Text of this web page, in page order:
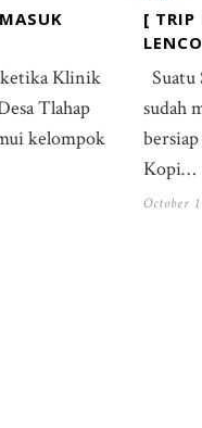
ketika Klinik
Tlahap
kelompok
[ TRIP
Suatu
sudah
Kopi…
October